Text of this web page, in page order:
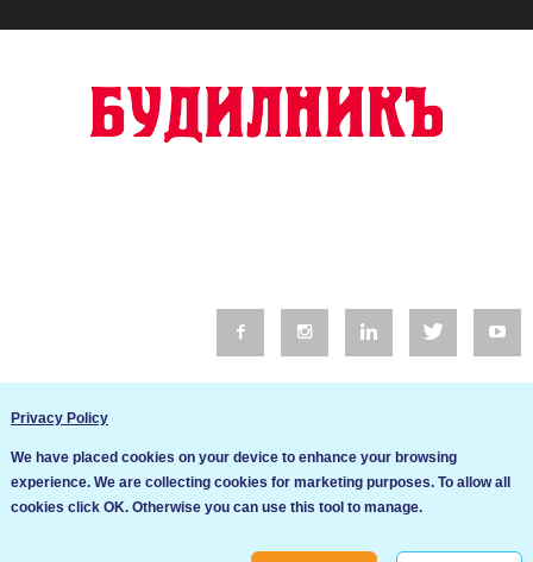
Общи условия
Privacy Policy
We have placed cookies on your device to enhance your browsing
experience. We are collecting cookies for marketing purposes. To allow all
cookies click OK. Otherwise you can use this tool to manage.
Ние използваме бисквитки за да подобрим услугите си. Ако
продължите да посещавате този сайт, ние приемаме, че се